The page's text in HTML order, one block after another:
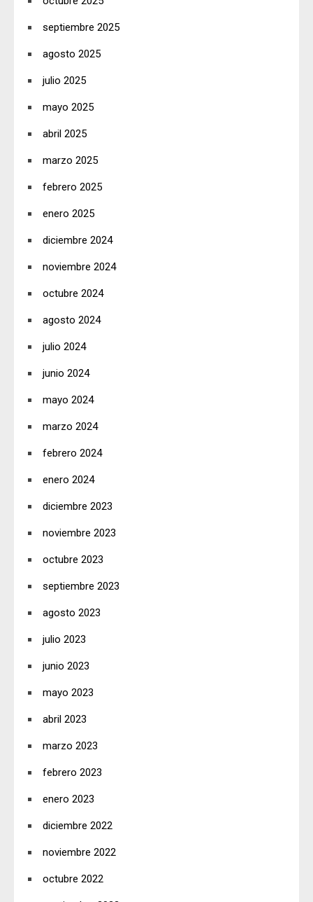
septiembre 2025
agosto 2025
julio 2025
mayo 2025
abril 2025
marzo 2025
febrero 2025
enero 2025
diciembre 2024
noviembre 2024
octubre 2024
agosto 2024
julio 2024
junio 2024
mayo 2024
marzo 2024
febrero 2024
enero 2024
diciembre 2023
noviembre 2023
octubre 2023
septiembre 2023
agosto 2023
julio 2023
junio 2023
mayo 2023
abril 2023
marzo 2023
febrero 2023
enero 2023
diciembre 2022
noviembre 2022
octubre 2022